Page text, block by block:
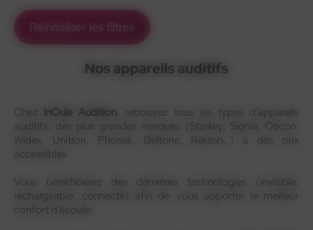
Réinitaliser les filtres
Nos appareils auditifs
Chez InOuïe Audition, retrouvez tous les types d’appareils
auditifs, des plus grandes marques (Starkey, Signia, Oticon,
Widex, Unitron, Phonak, Beltone, Rexton…) à des prix
accessibles.
Vous bénéficierez des dernières technologies (invisible,
rechargeable, connecté) afin de vous apporter le meilleur
confort d’écoute.